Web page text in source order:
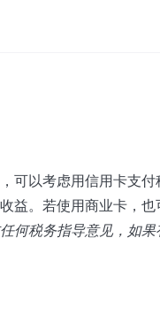
可以考虑用信用卡支
益。若使用商业卡，
何税务指导意见，如